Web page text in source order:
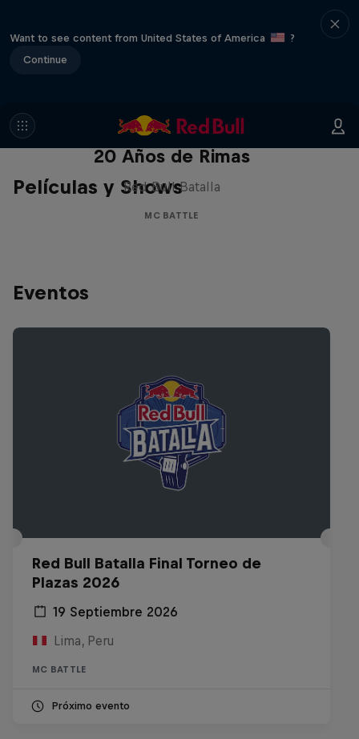
Want to see content from United States of America
?
Continue
Películas y Shows
Red Bull Batalla Nueva Historia:
20 Años de Rimas
Red Bull Batalla
MC BATTLE
Eventos
Red Bull Batalla Final Torneo de
Plazas 2026
19 Septiembre 2026
Lima, Peru
MC BATTLE
Próximo evento